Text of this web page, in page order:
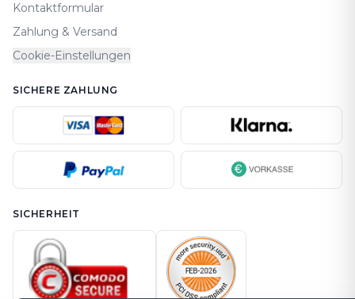
Kontaktformular
Zahlung & Versand
Cookie-Einstellungen
SICHERE ZAHLUNG
SICHERHEIT